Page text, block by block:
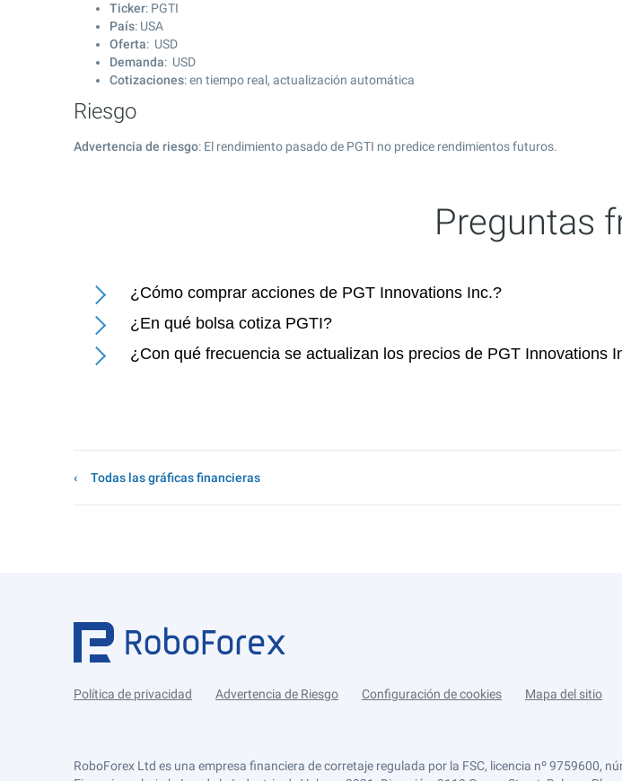
Ticker: PGTI
País: USA
Oferta: USD
Demanda: USD
Cotizaciones: en tiempo real, actualización automática
Riesgo
Advertencia de riesgo: El rendimiento pasado de PGTI no predice rendimientos futuros.
Preguntas
¿Cómo comprar acciones de PGT Innovations Inc.?
¿En qué bolsa cotiza PGTI?
¿Con qué frecuencia se actualizan los precios de PGT Innovations
Todas las gráficas financieras
Política de privacidad Advertencia de Riesgo Configuración de cookies Mapa del sitio
RoboForex Ltd es una empresa financiera de corretaje regulada por la FSC, licencia nº 9759600,